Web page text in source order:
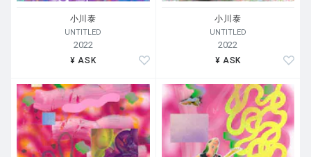
小川泰
UNTITLED
2022
¥ ASK
小川泰
UNTITLED
2022
¥ ASK